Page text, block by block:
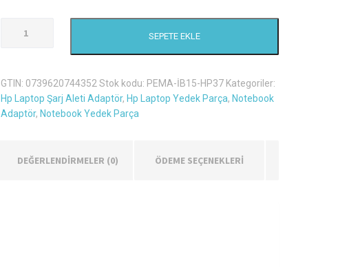
Şarj
Aleti
Adaptör
SEPETE EKLE
GTIN: 0739620744352 Stok kodu: PEMA-İB15-HP37 Kategoriler:
Hp Laptop Şarj Aleti Adaptör, Hp Laptop Yedek Parça, Notebook
Adaptör, Notebook Yedek Parça
DEĞERLENDIRMELER (0) ÖDEME SEÇENEKLERİ